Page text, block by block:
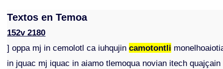
Textos en Temoa
152v 2180
] oppa mj in cemolotl ca iuhqujincamotontli
in jquac mj iquac in aiamo tlemoqua novian itech quajçain